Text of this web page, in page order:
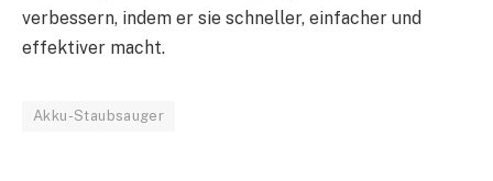
verbessern, indem er sie schneller, einfacher und
effektiver macht.
Akku-Staubsauger